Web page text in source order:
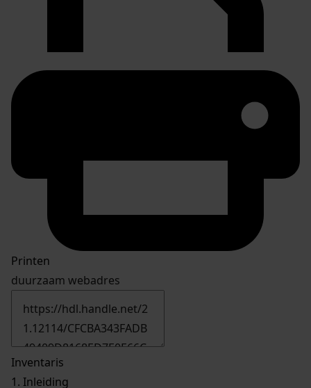
Printen
duurzaam webadres
Inventaris
1. Inleiding